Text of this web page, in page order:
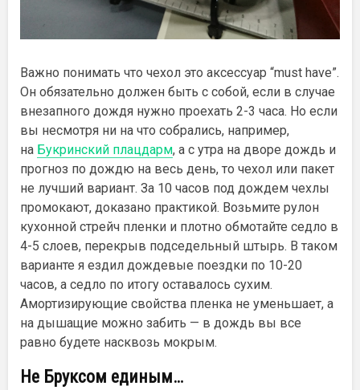
Важно понимать что чехол это аксессуар “must have”.
Он обязательно должен быть с собой, если в случае
внезапного дождя нужно проехать 2-3 часа. Но если
вы несмотря ни на что собрались, например,
на Букринский плацдарм, а с утра на дворе дождь и
прогноз по дождю на весь день, то чехол или пакет
не лучший вариант. За 10 часов под дождем чехлы
промокают, доказано практикой. Возьмите рулон
кухонной стрейч пленки и плотно обмотайте седло в
4-5 слоев, перекрыв подседельный штырь. В таком
варианте я ездил дождевые поездки по 10-20
часов, а седло по итогу оставалось сухим.
Амортизирующие свойства пленка не уменьшает, а
на дышащие можно забить — в дождь вы все
равно будете насквозь мокрым.
Не Бруксом единым…